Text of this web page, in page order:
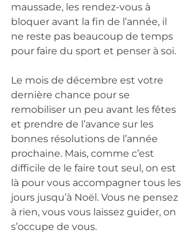
maussade, les rendez-vous à
bloquer avant la fin de l’année, il
ne reste pas beaucoup de temps
pour faire du sport et penser à soi.
Le mois de décembre est votre
dernière chance pour se
remobiliser un peu avant les fêtes
et prendre de l’avance sur les
bonnes résolutions de l’année
prochaine. Mais, comme c’est
difficile de le faire tout seul, on est
là pour vous accompagner tous les
jours jusqu’à Noël. Vous ne pensez
à rien, vous vous laissez guider, on
s’occupe de vous.